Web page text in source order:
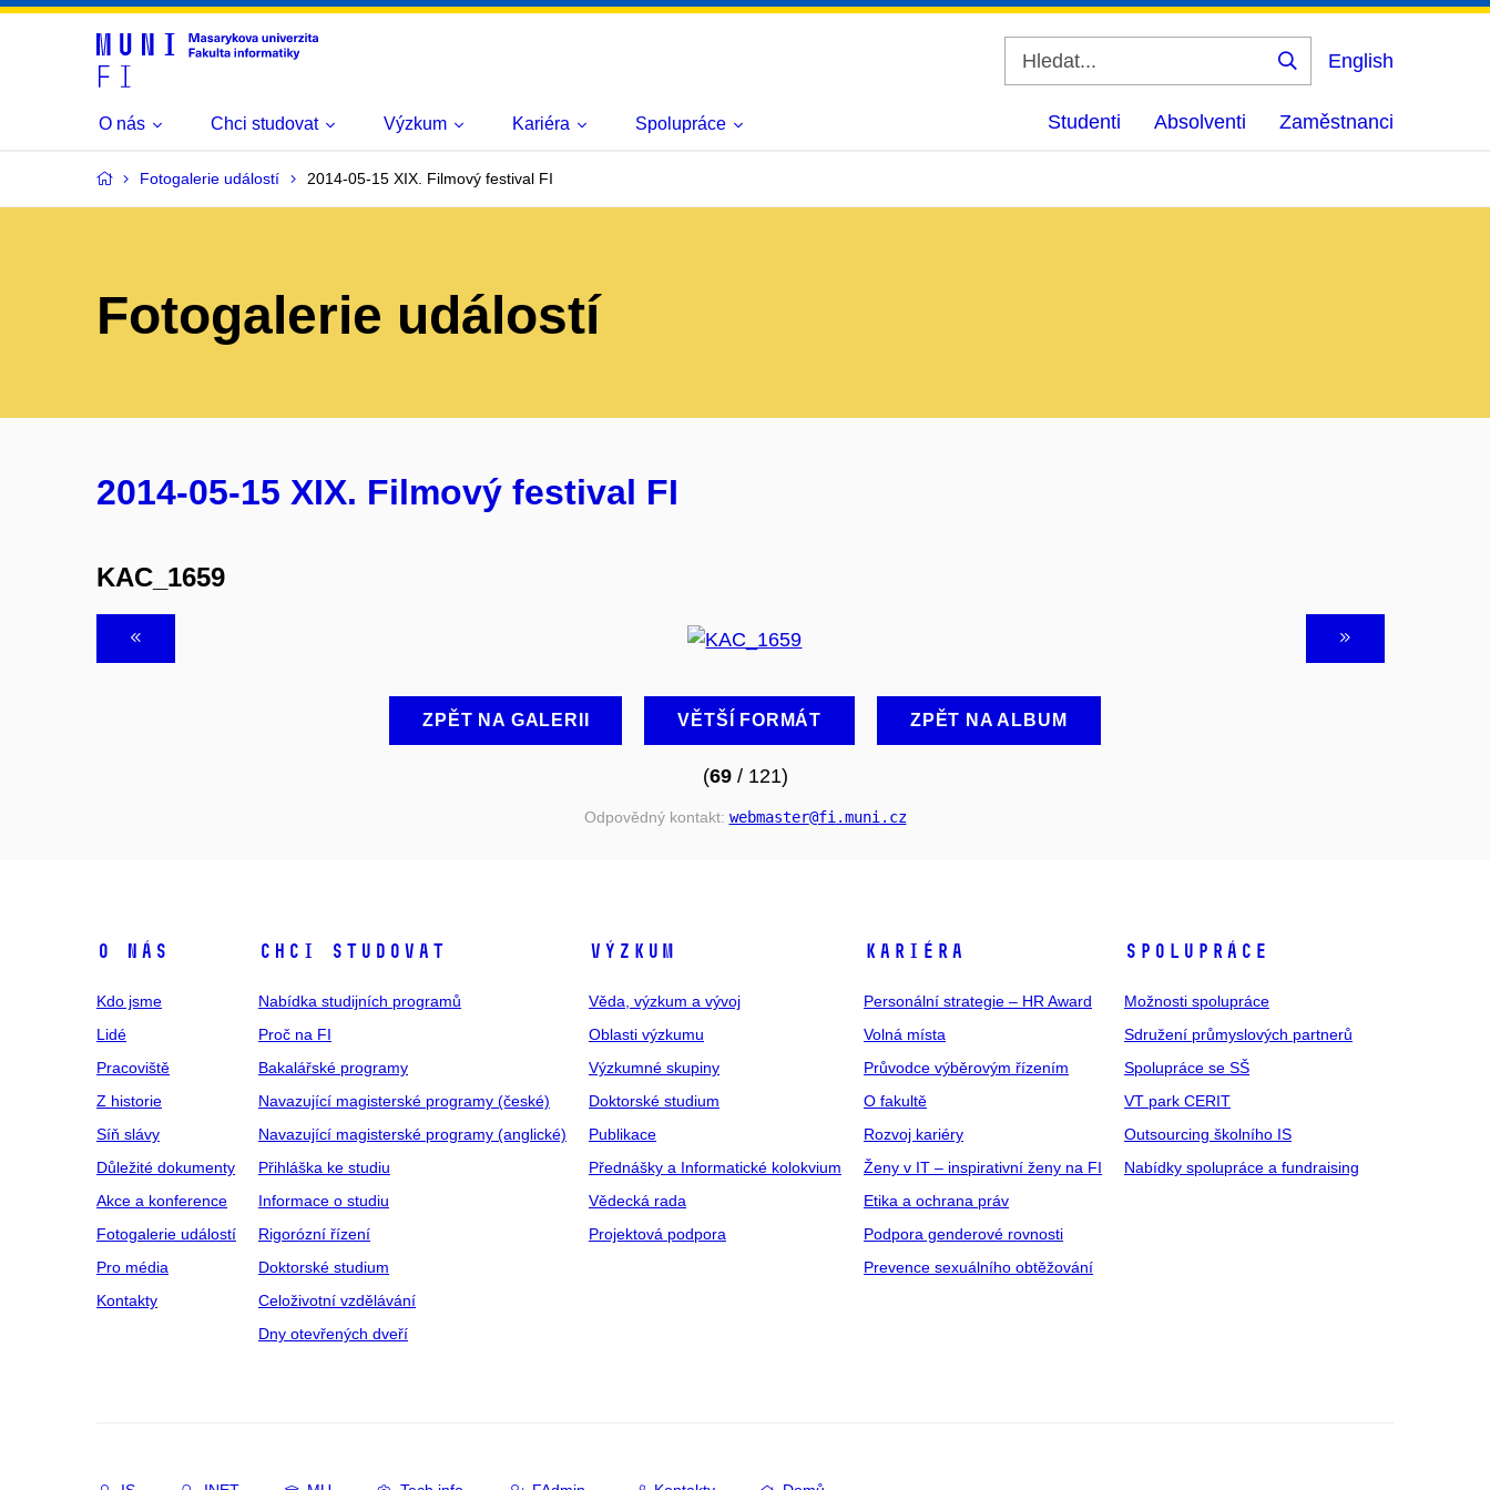
Vyhledat
English
O nás Chci studovat Výzkum Kariéra Spolupráce Studenti Absolventi Zaměstnanci
Fotogalerie událostí 2014-05-15 XIX. Filmový festival FI
Fotogalerie událostí
2014-05-15 XIX. Filmový festival FI
KAC_1659
ZPĚT NA GALERII VĚTŠÍ FORMÁT ZPĚT NA ALBUM
(69/ 121)
Odpovědný kontakt: webmaster@fi .muni .cz
O NÁS
Kdo jsme
Lidé
Pracoviště
Z historie
Síň slávy
Důležité dokumenty
Akce a konference
Fotogalerie událostí
Pro média
Kontakty
CHCI STUDOVAT
Nabídka studijních programů
Proč na FI
Bakalářské programy
Navazující magisterské programy (české)
Navazující magisterské programy (anglické)
Přihláška ke studiu
Informace o studiu
Rigorózní řízení
Doktorské studium
Celoživotní vzdělávání
Dny otevřených dveří
VÝZKUM
Věda, výzkum a vývoj
Oblasti výzkumu
Výzkumné skupiny
Doktorské studium
Publikace
Přednášky a Informatické kolokvium
Vědecká rada
Projektová podpora
KARIÉRA
Personální strategie – HR Award
Volná místa
Průvodce výběrovým řízením
O fakultě
Rozvoj kariéry
Ženy v IT – inspirativní ženy na FI
Etika a ochrana práv
Podpora genderové rovnosti
Prevence sexuálního obtěžování
SPOLUPRÁCE
Možnosti spolupráce
Sdružení průmyslových partnerů
Spolupráce se SŠ
VT park CERIT
Outsourcing školního IS
Nabídky spolupráce a fundraising